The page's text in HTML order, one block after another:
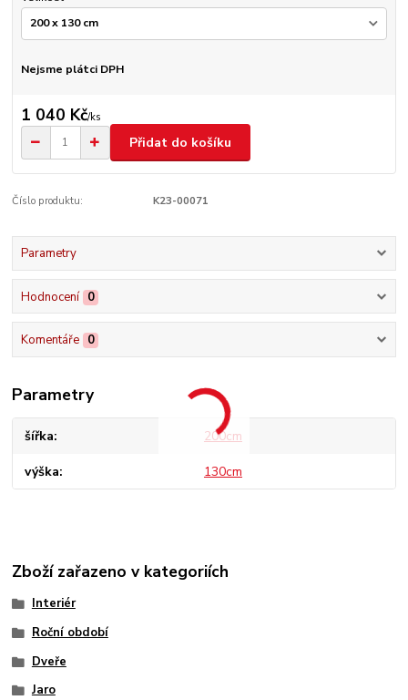
Nejsme plátci DPH
1 040 Kč/ks
Přidat do košíku
Číslo produktu: K23-00071
Parametry
Hodnocení 0
Komentáře 0
Parametry
šířka 200cm
výška 130cm
Zboží zařazeno v kategoriích
Interiér
Roční období
Dveře
Jaro